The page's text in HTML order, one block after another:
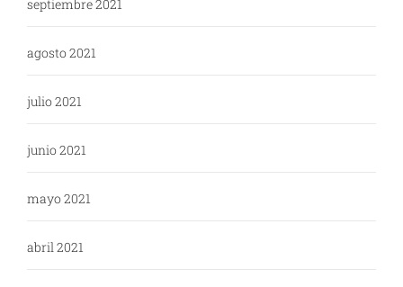
septiembre 2021
agosto 2021
julio 2021
junio 2021
mayo 2021
abril 2021